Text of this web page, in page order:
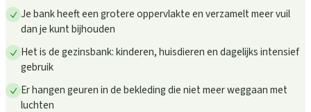
Je bank heeft een grotere oppervlakte en verzamelt meer vuil
dan je kunt bijhouden
Het is de gezinsbank: kinderen, huisdieren en dagelijks intensief
gebruik
Er hangen geuren in de bekleding die niet meer weggaan met
luchten